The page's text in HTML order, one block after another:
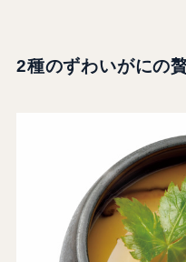
2種のずわいがにの